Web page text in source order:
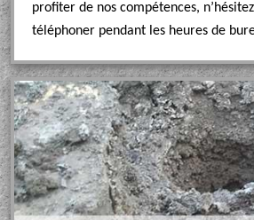
profiter de nos compétences,
téléphoner pendant les heures de